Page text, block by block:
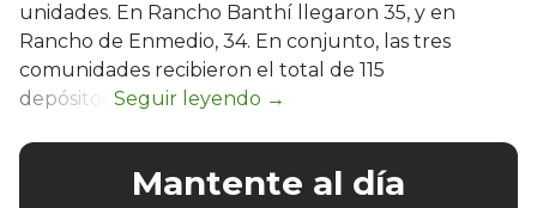
unidades. En Rancho Banthí llegaron 35, y en
Rancho de Enmedio, 34. En conjunto, las tres
comunidades recibieron el total de 115
depósitos.
Mantente al día